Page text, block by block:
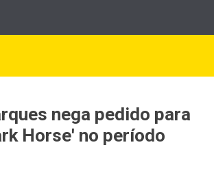
nega pedido para
Horse' no período